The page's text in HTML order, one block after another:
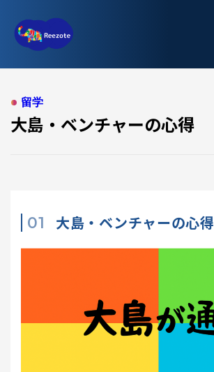
バンコク留学
留学
大島・ベンチャーの心得
大島・ベンチャーの心得